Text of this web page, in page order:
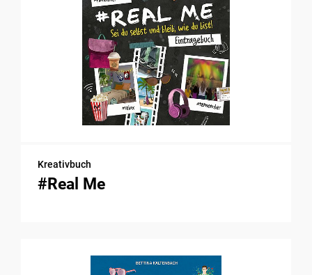
Kreativbuch
#Real Me